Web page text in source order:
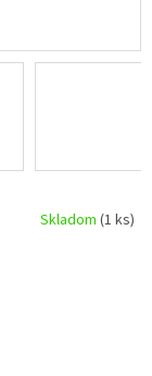
Skladom(1 ks)